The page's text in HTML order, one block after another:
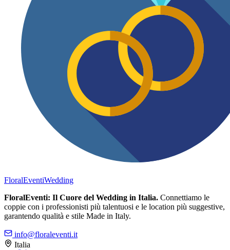
FloralEventiWedding
FloralEventi: Il Cuore del Wedding in Italia. Connettiamo le
coppie con i professionisti più talentuosi e le location più suggestive,
garantendo qualità e stile Made in Italy.
info@floraleventi.it
Italia